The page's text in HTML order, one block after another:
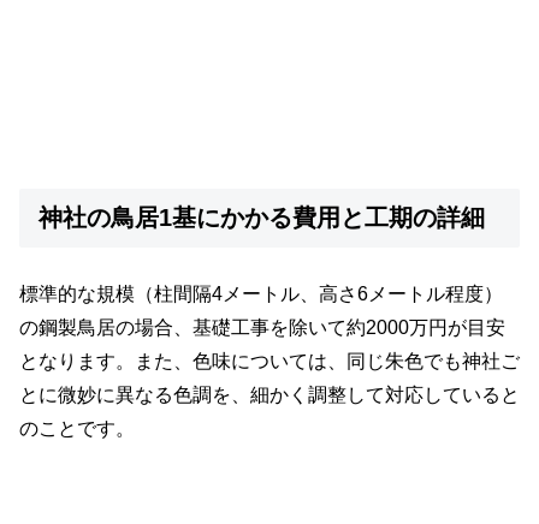
神社の鳥居1基にかかる費用と工期の詳細
標準的な規模（柱間隔4メートル、高さ6メートル程度）
の鋼製鳥居の場合、基礎工事を除いて約2000万円が目安
となります。また、色味については、同じ朱色でも神社ご
とに微妙に異なる色調を、細かく調整して対応していると
のことです。